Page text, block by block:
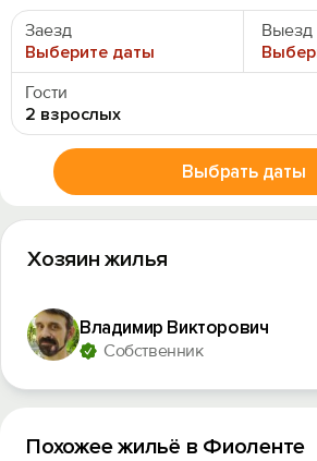
Заезд
Выберите даты
Выезд
Гости
2 взрослых
Выбрать даты
Хозяин жилья
Владимир Викторович
Собственник
Похожее жильё в Фиоленте